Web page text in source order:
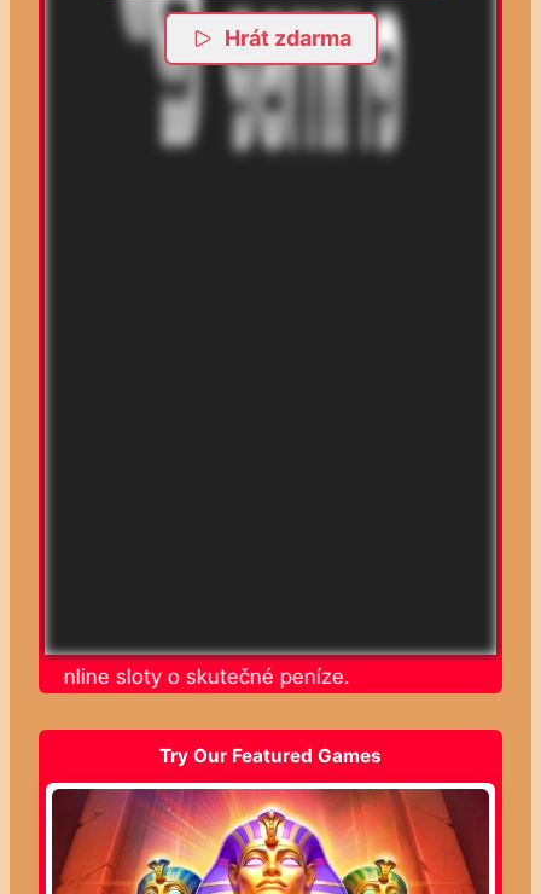
Hrát zdarma
online sloty o skutečné peníze.
Try Our Featured Games